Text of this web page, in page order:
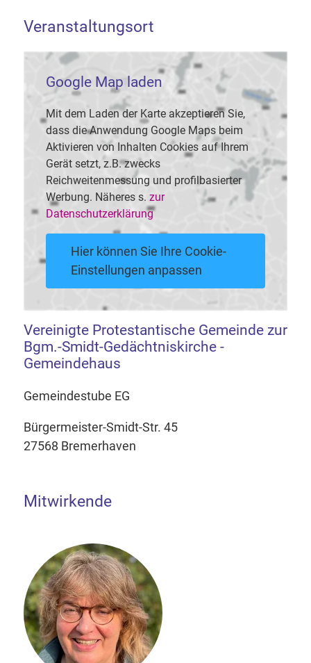
Veranstaltungsort
Google Map laden
Mit dem Laden der Karte akzeptieren Sie,
dass die Anwendung Google Maps beim
Aktivieren von Inhalten Cookies auf Ihrem
Gerät setzt, z.B. zwecks
Reichweitenmessung und profilbasierter
Werbung. Näheres s. zur
Datenschutzerklärung
Hier können Sie Ihre Cookie-
Einstellungen anpassen
Vereinigte Protestantische Gemeinde zur
Bgm.-Smidt-Gedächtniskirche -
Gemeindehaus
Gemeindestube EG
Bürgermeister-Smidt-Str. 45
27568 Bremerhaven
Mitwirkende